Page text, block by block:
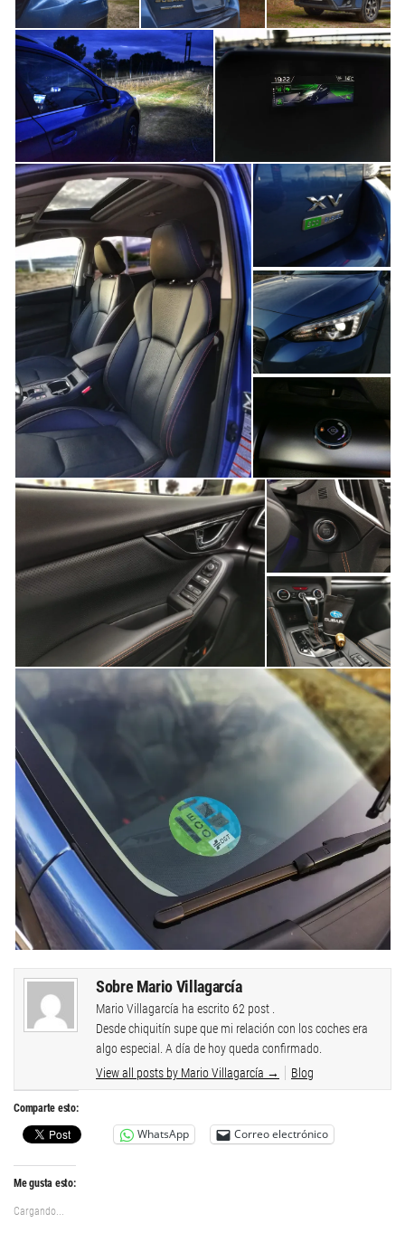
Sobre Mario Villagarcía
Mario Villagarcía ha escrito 62 post .
Desde chiquitín supe que mi relación con los coches era
algo especial. A día de hoy queda confirmado.
View all posts by Mario Villagarcía → Blog
Comparte esto:
WhatsApp Correo electrónico
Me gusta esto:
Cargando...